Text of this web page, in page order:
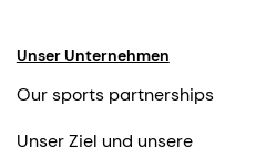
Unser Unternehmen
Our sports partnerships
Unser Ziel und unsere